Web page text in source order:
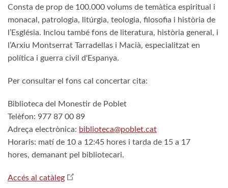
Consta de prop de 100.000 volums de temàtica espiritual i
monacal, patrologia, litúrgia, teologia, filosofia i història de
l’Església. Inclou també fons de literatura, història general, i
l’Arxiu Montserrat Tarradellas i Macià, especialitzat en
política i guerra civil d'Espanya.
Per consultar el fons cal concertar cita:
Biblioteca del Monestir de Poblet
Telèfon: 977 87 00 89
Adreça electrònica: biblioteca@poblet.cat
Horaris: matí de 10 a 12:45 hores i tarda de 15 a 17
hores, demanant pel bibliotecari.
Accés al catàleg